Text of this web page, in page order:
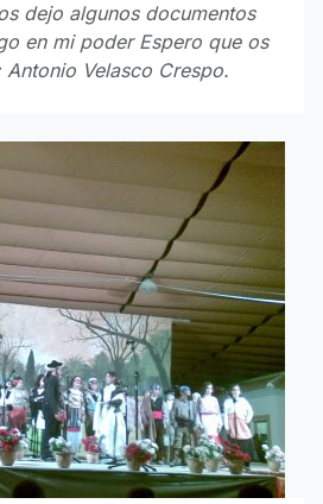
dejo algunos documentos
en mi poder Espero que os
Antonio Velasco Crespo.